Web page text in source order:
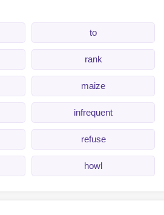
to
rank
maize
infrequent
refuse
howl